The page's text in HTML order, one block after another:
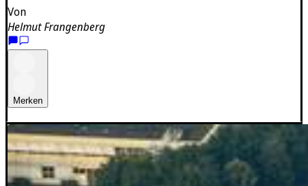
Von
Helmut Frangenberg
Merken